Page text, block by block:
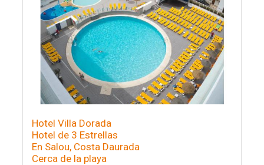
Hotel Villa Dorada
Hotel de 3 Estrellas
En Salou, Costa Daurada
Cerca de la playa